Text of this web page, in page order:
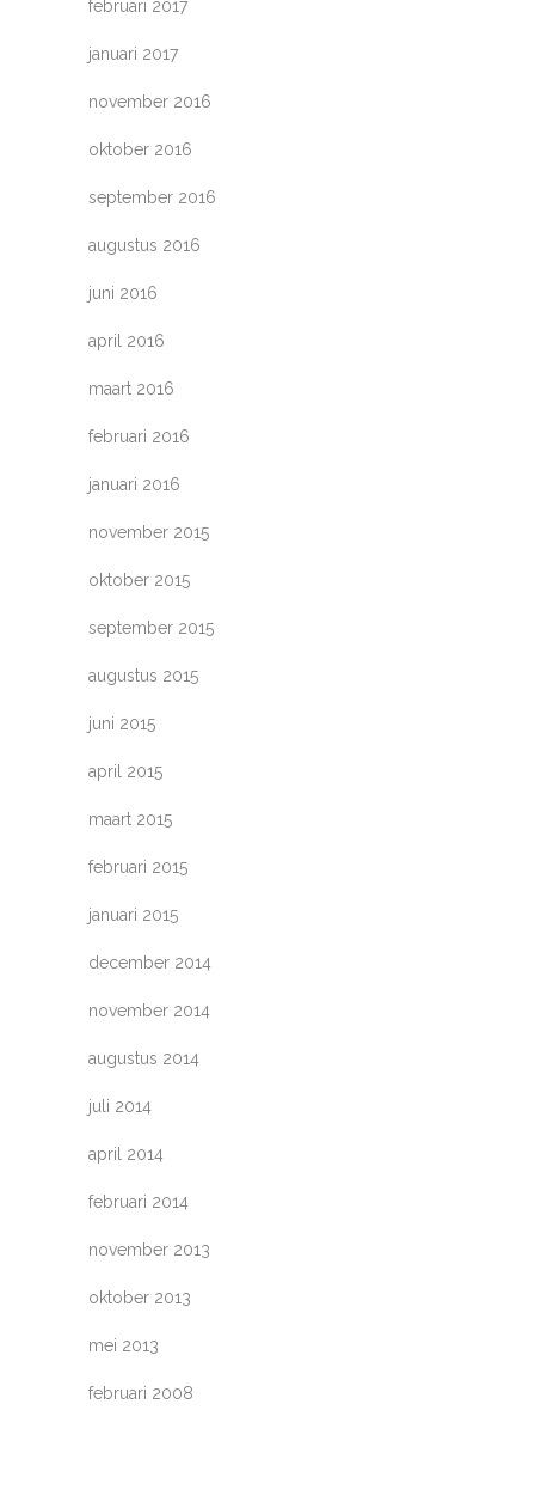
februari 2017
januari 2017
november 2016
oktober 2016
september 2016
augustus 2016
juni 2016
april 2016
maart 2016
februari 2016
januari 2016
november 2015
oktober 2015
september 2015
augustus 2015
juni 2015
april 2015
maart 2015
februari 2015
januari 2015
december 2014
november 2014
augustus 2014
juli 2014
april 2014
februari 2014
november 2013
oktober 2013
mei 2013
februari 2008